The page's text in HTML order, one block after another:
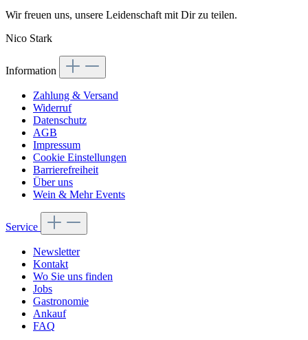
Wir freuen uns, unsere Leidenschaft mit Dir zu teilen.
Nico Stark
Information
Zahlung & Versand
Widerruf
Datenschutz
AGB
Impressum
Cookie Einstellungen
Barrierefreiheit
Über uns
Wein & Mehr Events
Service
Newsletter
Kontakt
Wo Sie uns finden
Jobs
Gastronomie
Ankauf
FAQ